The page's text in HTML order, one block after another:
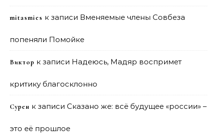
mitasmies к записи Вменяемые члены Совбеза
попеняли Помойке
Виктор к записи Надеюсь, Мадяр воспримет
критику благосклонно
Сурен к записи Сказано же: всё будущее «россии» –
это её прошлое